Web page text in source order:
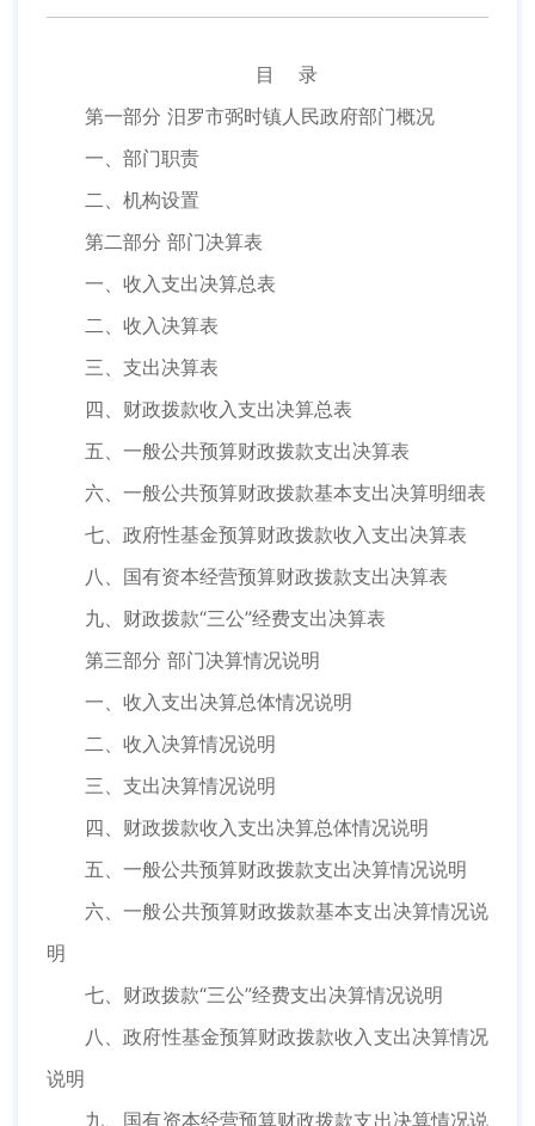
目 录
第一部分 汨罗市弼时镇人民政府部门概况
一、部门职责
二、机构设置
第二部分 部门决算表
一、收入支出决算总表
二、收入决算表
三、支出决算表
四、财政拨款收入支出决算总表
五、一般公共预算财政拨款支出决算表
六、一般公共预算财政拨款基本支出决算明细表
七、政府性基金预算财政拨款收入支出决算表
八、国有资本经营预算财政拨款支出决算表
九、财政拨款“三公”经费支出决算表
第三部分 部门决算情况说明
一、收入支出决算总体情况说明
二、收入决算情况说明
三、支出决算情况说明
四、财政拨款收入支出决算总体情况说明
五、一般公共预算财政拨款支出决算情况说明
六、一般公共预算财政拨款基本支出决算情况说
明
七、财政拨款“三公”经费支出决算情况说明
八、政府性基金预算财政拨款收入支出决算情况
说明
九、国有资本经营预算财政拨款支出决算情况说